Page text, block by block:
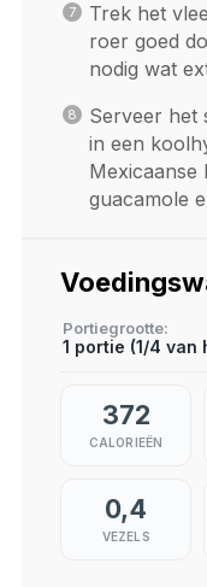
Trek het
roer goed
nodig wat
Serveer het
in een
Mexicaanse
guacamole
Portiegrootte
1 portie (1/4
372
CALORIEËN
0,4
VEZELS